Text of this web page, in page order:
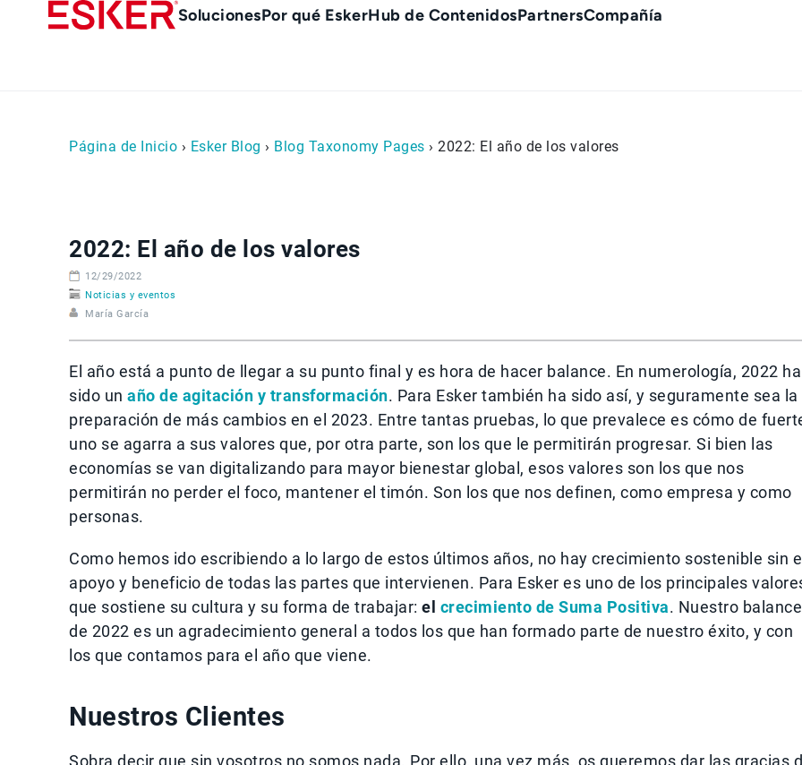
Main
SolucionesPor qué EskerHub de ContenidosPartnersCompañía
Página de Inicio › Esker Blog › Blog Taxonomy Pages › 2022: El año de los valores
2022: El año de los valores
12/29/2022
Noticias y eventos
María García
El año está a punto de llegar a su punto final y es hora de hacer balance. En numerología, 2022 ha
sido un año de agitación y transformación. Para Esker también ha sido así, y seguramente sea la
preparación de más cambios en el 2023. Entre tantas pruebas, lo que prevalece es cómo de
uno se agarra a sus valores que, por otra parte, son los que le permitirán progresar. Si bien las
economías se van digitalizando para mayor bienestar global, esos valores son los que nos
permitirán no perder el foco, mantener el timón. Son los que nos definen, como empresa y como
personas.
Como hemos ido escribiendo a lo largo de estos últimos años, no hay crecimiento sostenible sin
apoyo y beneficio de todas las partes que intervienen. Para Esker es uno de los principales
que sostiene su cultura y su forma de trabajar: el crecimiento de Suma Positiva. Nuestro balance
de 2022 es un agradecimiento general a todos los que han formado parte de nuestro éxito, y con
los que contamos para el año que viene.
Nuestros Clientes
Sobra decir que sin vosotros no somos nada. Por ello, una vez más, os queremos dar las gracias